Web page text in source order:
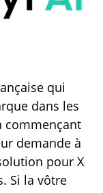
qui
dans les
commençant
demande à
pour X
Si la vôtre